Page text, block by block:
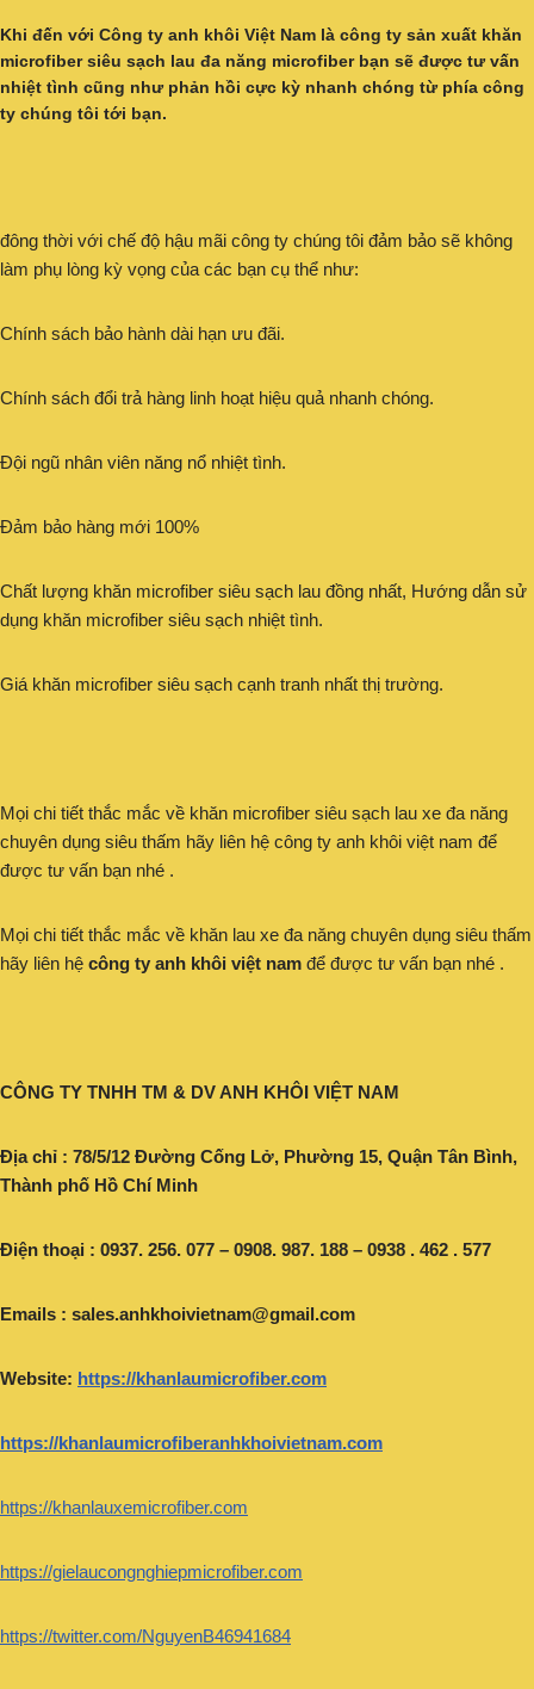
Khi đến với Công ty anh khôi Việt Nam là công ty sản xuất khăn
microfiber siêu sạch lau đa năng microfiber bạn sẽ được tư vấn
nhiệt tình cũng như phản hồi cực kỳ nhanh chóng từ phía công
ty chúng tôi tới bạn.
đông thời với chế độ hậu mãi công ty chúng tôi đảm bảo sẽ không
làm phụ lòng kỳ vọng của các bạn cụ thể như:
Chính sách bảo hành dài hạn ưu đãi.
Chính sách đổi trả hàng linh hoạt hiệu quả nhanh chóng.
Đội ngũ nhân viên năng nổ nhiệt tình.
Đảm bảo hàng mới 100%
Chất lượng khăn microfiber siêu sạch lau đồng nhất, Hướng dẫn sử
dụng khăn microfiber siêu sạch nhiệt tình.
Giá khăn microfiber siêu sạch cạnh tranh nhất thị trường.
Mọi chi tiết thắc mắc về khăn microfiber siêu sạch lau xe đa năng
chuyên dụng siêu thấm hãy liên hệ công ty anh khôi việt nam để
được tư vấn bạn nhé .
Mọi chi tiết thắc mắc về khăn lau xe đa năng chuyên dụng siêu thấm
hãy liên hệ công ty anh khôi việt nam để được tư vấn bạn nhé .
CÔNG TY TNHH TM & DV ANH KHÔI VIỆT NAM
Địa chỉ : 78/5/12 Đường Cống Lở, Phường 15, Quận Tân Bình,
Thành phố Hồ Chí Minh
Điện thoại : 0937. 256. 077 – 0908. 987. 188 – 0938 . 462 . 577
Emails : sales.anhkhoivietnam@gmail.com
Website: https://khanlaumicrofiber.com
https://khanlaumicrofiberanhkhoivietnam.com
https://khanlauxemicrofiber.com
https://gielaucongnghiepmicrofiber.com
https://twitter.com/NguyenB46941684